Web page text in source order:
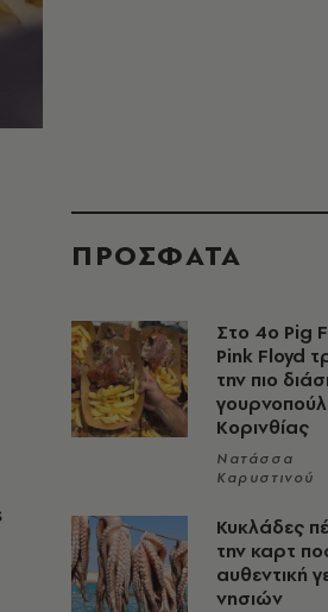
ΠΡΟΣΦΑΤΑ
Στο 4ο Pig
Pink Floyd
την πιο
Κορινθίας
Νατάσσα
Καρυστινού
Κυκλάδες
την καρτ
αυθεντική
νησιών